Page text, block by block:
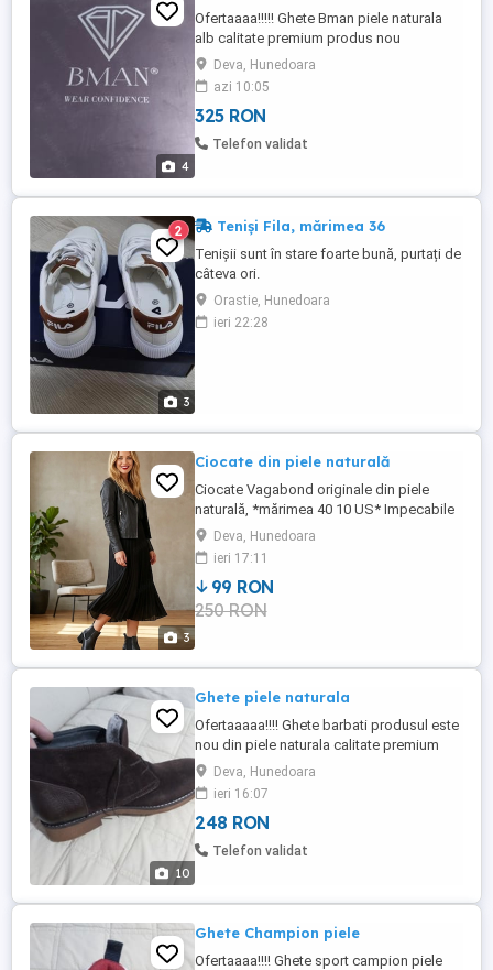
4
Ofertaaaa!!!!! Ghete Bman piele naturala
alb calitate premium produs nou
Deva, Hunedoara
azi 10:05
325 RON
Telefon validat
3
2 Teniși Fila, mărimea 36
Tenișii sunt în stare foarte bună, purtați de
câteva ori.
Orastie, Hunedoara
ieri 22:28
3
Ciocate din piele naturală
Ciocate Vagabond originale din piele
naturală, *mărimea 40 10 US* Impecabile
Impermeabile Super comode *Detalii:*
lungime interior: 25 cm . - lățime interior: 9
cm. toc pătrat confortabil. Vârf ascuțit &
design modern. Material sustenabil: piele
naturală Culoare: ...
Deva, Hunedoara
ieri 17:11
99 RON
250 RON
10
Ghete piele naturala
Ofertaaaaa!!!! Ghete barbati produsul este
nou din piele naturala calitate premium
Deva, Hunedoara
ieri 16:07
248 RON
Telefon validat
Ghete Champion piele
Ofertaaaa!!!! Ghete sport campion piele